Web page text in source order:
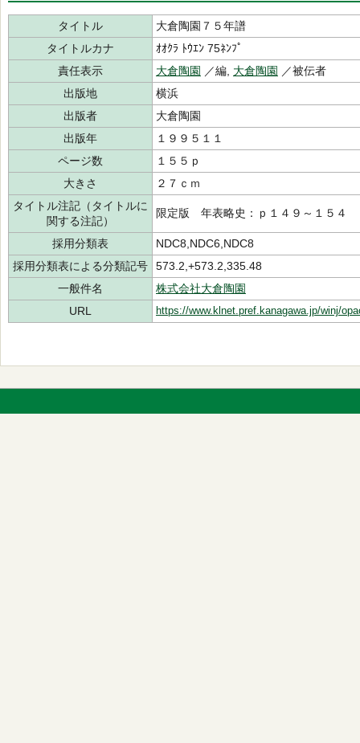
タイトル
大倉陶園７５年譜
タイトルカナ
ｵｵｸﾗ ﾄｳｴﾝ 75ﾈﾝﾌﾟ
責任表示
大倉陶園 ／編, 大倉陶園 ／被伝者
出版地
横浜
出版者
大倉陶園
出版年
１９９５１１
ページ数
１５５ｐ
大きさ
２７ｃｍ
タイトル注記（タイトルに
関する注記）
限定版 年表略史：ｐ１４９～１５４
採用分類表
NDC8,NDC6,NDC8
採用分類表による分類記号
573.2,+573.2,335.48
一般件名
株式会社大倉陶園
URL
https://www.klnet.pref.kanagawa.jp/winj/